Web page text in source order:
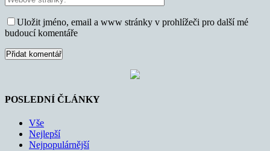
Uložit jméno, email a www stránky v prohlížeči pro další mé
budoucí komentáře
POSLEDNÍ ČLÁNKY
Vše
Nejlepší
Nejpopulárnější